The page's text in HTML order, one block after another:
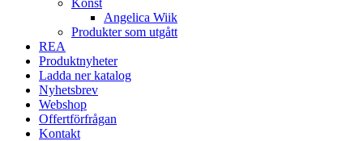
Konst
Angelica Wiik
Produkter som utgått
REA
Produktnyheter
Ladda ner katalog
Nyhetsbrev
Webshop
Offertförfrågan
Kontakt